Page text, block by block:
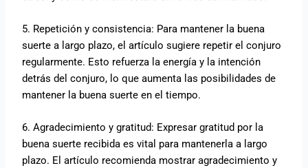
5. Repetición y consistencia: Para mantener la buena
suerte a largo plazo, el artículo sugiere repetir el conjuro
regularmente. Esto refuerza la energía y la intención
detrás del conjuro, lo que aumenta las posibilidades de
mantener la buena suerte en el tiempo.
6. Agradecimiento y gratitud: Expresar gratitud por la
buena suerte recibida es vital para mantenerla a largo
plazo. El artículo recomienda mostrar agradecimiento y